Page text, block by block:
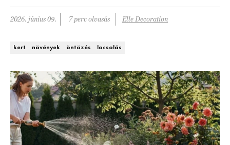
Hálószoba
Lakások
2026. június 09. 7 perc olvasás Elle Decoration
kert növények öntözés locsolás